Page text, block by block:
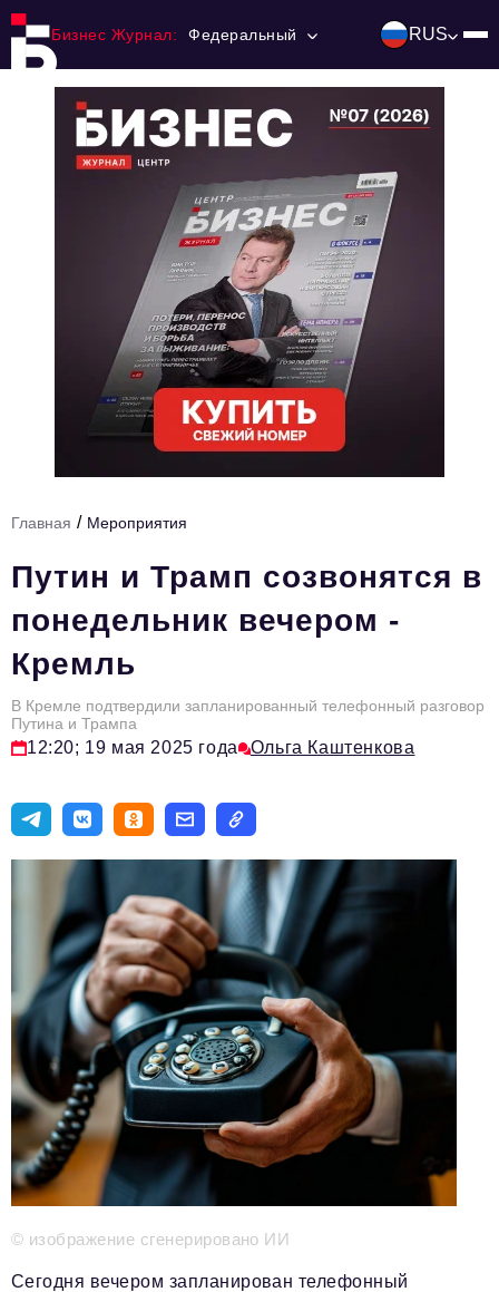
Бизнес Журнал: Федеральный RUS
Ниши и рынки
Технологии и тренды
Тема номера
Персона номера
Юридический практикум
Стиль жизни
Туризм
ОПК
Эксперты
Авторские материалы
Видео
Телефон редакции:+7 495 727-01-67
Электронные почты редакции:
Информационный отдел
info@business-magazine.online
Отдел рекламы
reklama@business-magazine.online
Отдел распространения/редакционная подписка
partner@business-magazine.online
Главная / Мероприятия
Путин и Трамп созвонятся в
понедельник вечером -
Кремль
В Кремле подтвердили запланированный телефонный разговор
Путина и Трампа
12:20; 19 мая 2025 года Ольга Каштенкова
© изображение сгенерировано ИИ
Сегодня вечером запланирован телефонный